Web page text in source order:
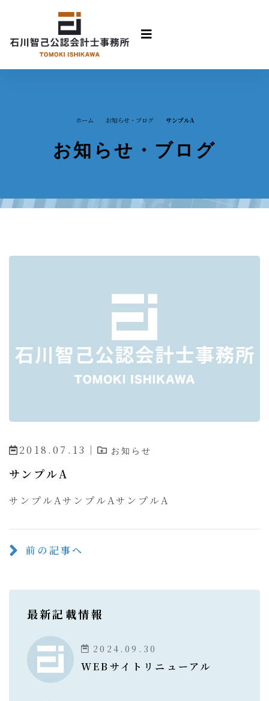
ホーム お知らせ・ブログ サンプルA
お知らせ・ブログ
2018.07.13｜ お知らせ
サンプルA
サンプルAサンプルAサンプルA
前の記事へ
最新記載情報
2024.09.30
WEBサイトリニューアル